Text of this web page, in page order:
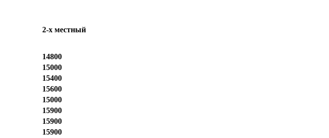
2-х местный
14800
15000
15400
15600
15000
15900
15900
15900